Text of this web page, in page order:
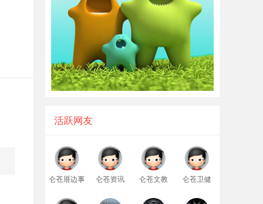
活跃网友
仑苍厝边事 仑苍资讯 仑苍文教 仑苍卫健